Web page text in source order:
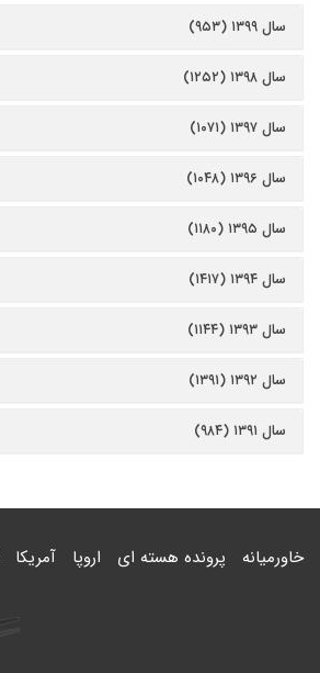
سال ۱۳۹۹ (۹۵۳)
سال ۱۳۹۸ (۱۲۵۲)
سال ۱۳۹۷ (۱۰۷۱)
سال ۱۳۹۶ (۱۰۴۸)
سال ۱۳۹۵ (۱۱۸۰)
سال ۱۳۹۴ (۱۴۱۷)
سال ۱۳۹۳ (۱۱۴۴)
سال ۱۳۹۲ (۱۳۹۱)
سال ۱۳۹۱ (۹۸۴)
خاورمیانه پرونده هسته ای اروپا آمریکا